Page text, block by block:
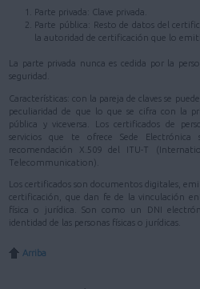
Parte privada: Clave privada.
Parte pública: Resto de datos del
la autoridad de certificación que lo
La parte privada nunca es cedida por la
seguridad.
Características: con la pareja de claves se
peculiaridad de que lo que se cifra con la
pública y viceversa. Los certificados de
servicios que te ofrece Sede
recomendación X.509 del ITU-T
Telecommunication).
Los certificados son documentos digitales,
certificación, que dan fe de la vinculación
física o jurídica. Son como un DNI
identidad de las personas físicas o jurídicas.
Arriba